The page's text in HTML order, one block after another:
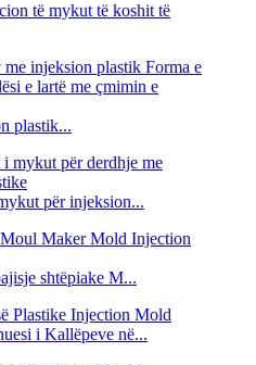
të mykut të koshit të
plastik...
për injeksion...
shtëpiake M...
i Kallëpeve në...